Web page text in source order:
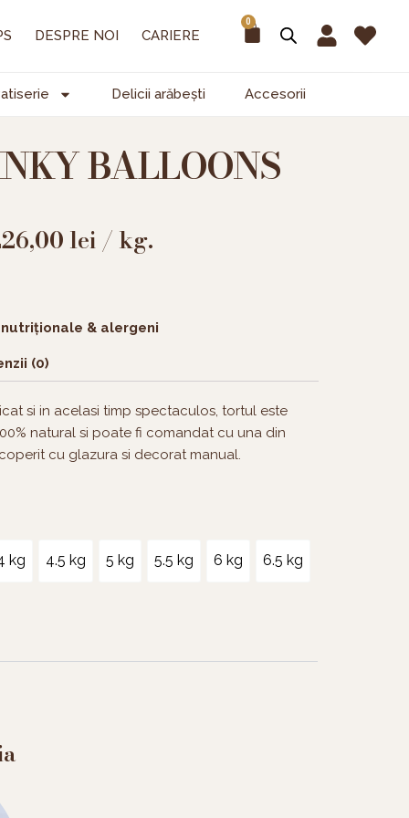
DESPRE NOI CARIERE
0
Cart
Delicii arăbești Accesorii
BALLOONS
lei / kg.
& alergeni
(0)
si in acelasi timp spectaculos, tortul este
natural si poate fi comandat cu una din
cu glazura si decorat manual.
kg 4.5 kg 5 kg 5.5 kg 6 kg 6.5 kg